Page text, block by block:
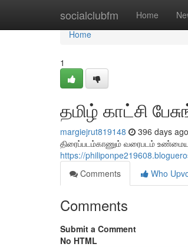
socialclubfm Home
Home
Home
1
தமிழ் காட்சி
margiejrut819148 396 days ago
திரைப்படம்காணும் வரைபடம்
https://
Comments
Who
Comments
Submit a Comment
No HTML